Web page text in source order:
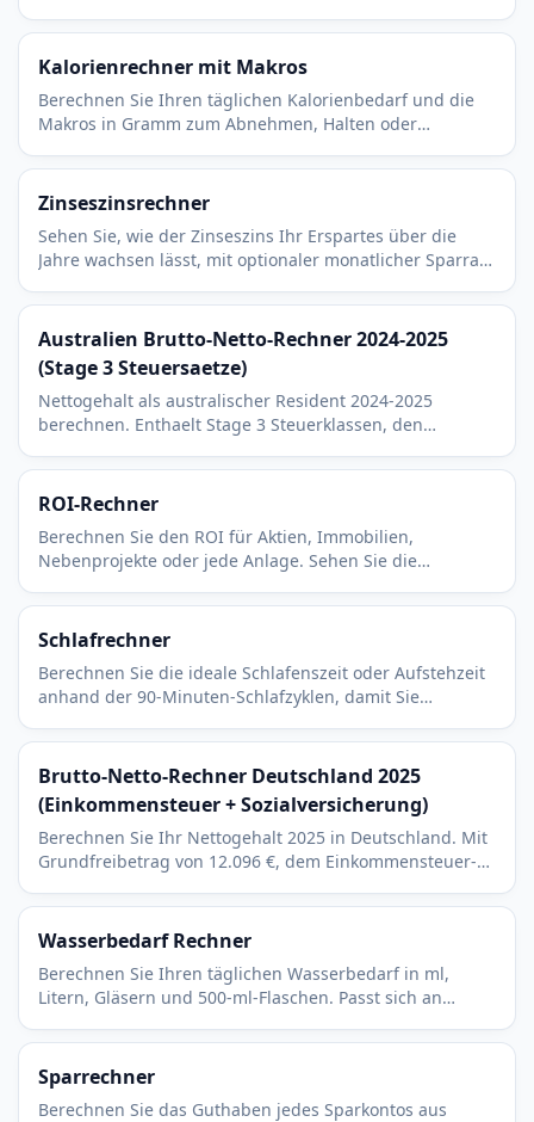
Kalorienrechner mit Makros
Berechnen Sie Ihren täglichen Kalorienbedarf und die
Makros in Gramm zum Abnehmen, Halten oder
Faktoren.
Zinseszinsrechner
Sehen Sie, wie der Zinseszins Ihr Erspartes über die
Jahre wachsen lässt, mit optionaler monatlicher Sparrate
Australien Brutto-Netto-Rechner 2024-2025
(Stage 3 Steuersaetze)
Nettogehalt als australischer Resident 2024-2025
berechnen. Enthaelt Stage 3 Steuerklassen, den
Levy (Krankenversicherungsabgabe) von 2 Prozent.
ROI-Rechner
Berechnen Sie den ROI für Aktien, Immobilien,
Nebenprojekte oder jede Anlage. Sehen Sie die
pro Jahr.
Schlafrechner
Berechnen Sie die ideale Schlafenszeit oder Aufstehzeit
anhand der 90-Minuten-Schlafzyklen, damit Sie
Brutto-Netto-Rechner Deutschland 2025
(Einkommensteuer + Sozialversicherung)
Berechnen Sie Ihr Nettogehalt 2025 in Deutschland. Mit
Grundfreibetrag von 12.096 €, dem Einkommensteuer-
und AV.
Wasserbedarf Rechner
Berechnen Sie Ihren täglichen Wasserbedarf in ml,
Litern, Gläsern und 500-ml-Flaschen. Passt sich an
Sparrechner
Berechnen Sie das Guthaben jedes Sparkontos aus